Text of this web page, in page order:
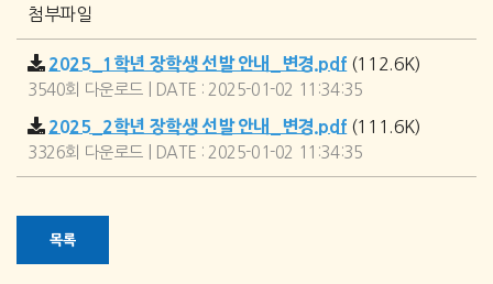
첨부파일
2025_1학년 장학생 선발 안내_변경.pdf (112.6K)
3540회 다운로드 | DATE : 2025-01-02 11:34:35
2025_2학년 장학생 선발 안내_변경.pdf (111.6K)
3326회 다운로드 | DATE : 2025-01-02 11:34:35
목록